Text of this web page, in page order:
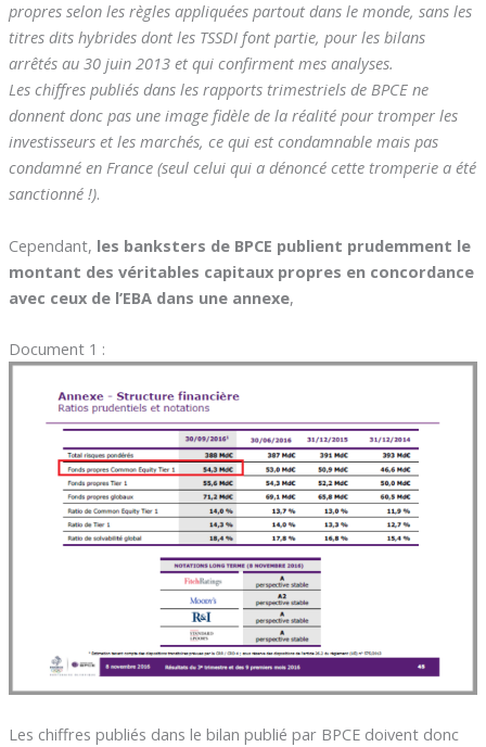
propres selon les règles appliquées partout dans le monde, sans les
titres dits hybrides dont les TSSDI font partie, pour les bilans
arrêtés au 30 juin 2013 et qui confirment mes analyses.
Les chiffres publiés dans les rapports trimestriels de BPCE ne
donnent donc pas une image fidèle de la réalité pour tromper les
investisseurs et les marchés, ce qui est condamnable mais pas
condamné en France (seul celui qui a dénoncé cette tromperie a été
sanctionné !).
Cependant, les banksters de BPCE publient prudemment le
montant des véritables capitaux propres en concordance
avec ceux de l’EBA dans une annexe,
Document 1 :
Les chiffres publiés dans le bilan publié par BPCE doivent donc